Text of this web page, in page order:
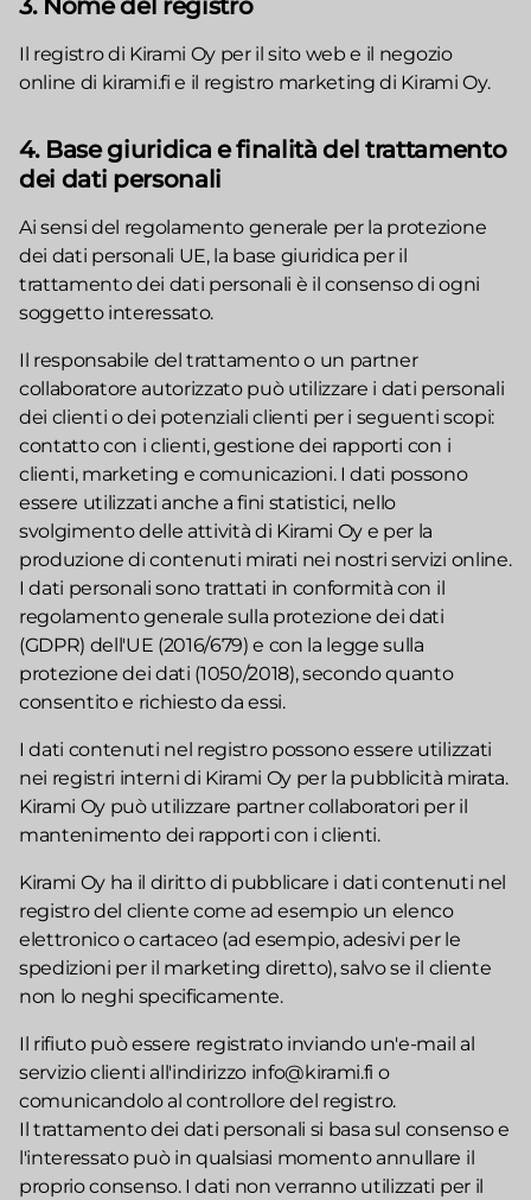
3. Nome del registro
Il registro di Kirami Oy per il sito web e il negozio
online di kirami.fi e il registro marketing di Kirami Oy.
4. Base giuridica e finalità del trattamento
dei dati personali
Ai sensi del regolamento generale per la protezione
dei dati personali UE, la base giuridica per il
trattamento dei dati personali è il consenso di ogni
soggetto interessato.
Il responsabile del trattamento o un partner
collaboratore autorizzato può utilizzare i dati personali
dei clienti o dei potenziali clienti per i seguenti scopi:
contatto con i clienti, gestione dei rapporti con i
clienti, marketing e comunicazioni. I dati possono
essere utilizzati anche a fini statistici, nello
svolgimento delle attività di Kirami Oy e per la
produzione di contenuti mirati nei nostri servizi online.
I dati personali sono trattati in conformità con il
regolamento generale sulla protezione dei dati
(GDPR) dell'UE (2016/679) e con la legge sulla
protezione dei dati (1050/2018), secondo quanto
consentito e richiesto da essi.
I dati contenuti nel registro possono essere utilizzati
nei registri interni di Kirami Oy per la pubblicità mirata.
Kirami Oy può utilizzare partner collaboratori per il
mantenimento dei rapporti con i clienti.
Kirami Oy ha il diritto di pubblicare i dati contenuti nel
registro del cliente come ad esempio un elenco
elettronico o cartaceo (ad esempio, adesivi per le
spedizioni per il marketing diretto), salvo se il cliente
non lo neghi specificamente.
Il rifiuto può essere registrato inviando un'e-mail al
servizio clienti all'indirizzo info@kirami.fi o
comunicandolo al controllore del registro.
Il trattamento dei dati personali si basa sul consenso e
l'interessato può in qualsiasi momento annullare il
proprio consenso. I dati non verranno utilizzati per il